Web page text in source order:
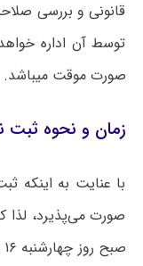
قانونی و بررسی
توسط آن اداره
صورت موقت میباشد.
زمان و نحوه ثبت
با عنایت به اینکه